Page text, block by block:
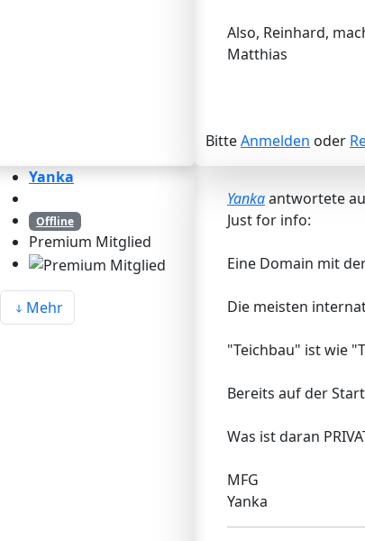
Also, Reinhard,
Matthias
BitteAnmelden oder
Yanka
Offline
Premium Mitglied
Mehr
Yankaantwortete
Just for info:
Eine Domain mit
Die meisten
"Teichbau" ist wie
Bereits auf der
Was ist daran
MFG
Yanka